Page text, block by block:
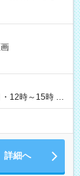
負担）
時～15時 入
ださい。
詳細へ